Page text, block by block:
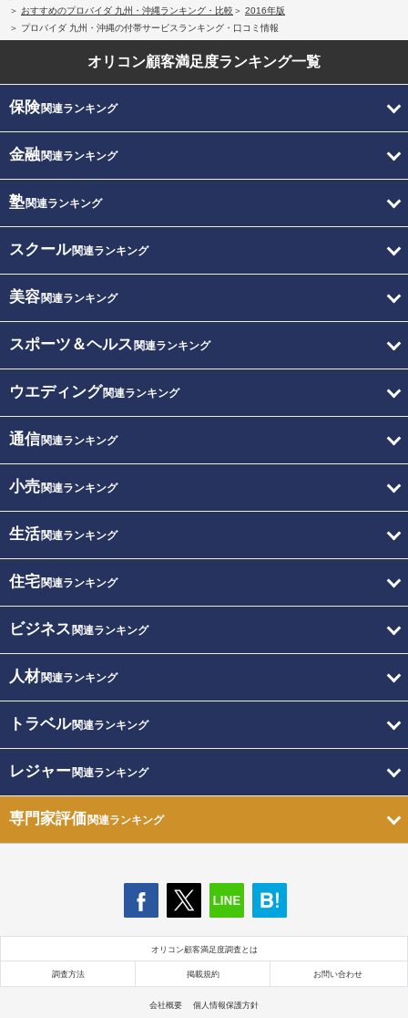
おすすめのプロバイダ 九州・沖縄ランキング・比較
2016年版
プロバイダ 九州・沖縄の付帯サービスランキング・口コミ情報
オリコン顧客満足度ランキング一覧
保険関連ランキング
金融関連ランキング
塾関連ランキング
スクール関連ランキング
美容関連ランキング
スポーツ＆ヘルス 関連ランキング
ウエディング関連ランキング
通信関連ランキング
小売関連ランキング
生活関連ランキング
住宅関連ランキング
ビジネス 関連ランキング
人材関連ランキング
トラベル関連ランキング
レジャー関連ランキング
専門家評価関連ランキング
オリコン顧客満足度調査とは
調査方法 掲載規約 お問い合わせ
会社概要 個人情報保護方針